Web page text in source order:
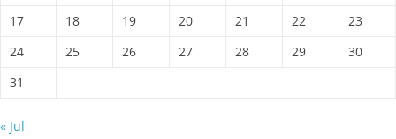
17
18 19 20 21 22
23
24
25 26 27 28 29
30
31
« Jul